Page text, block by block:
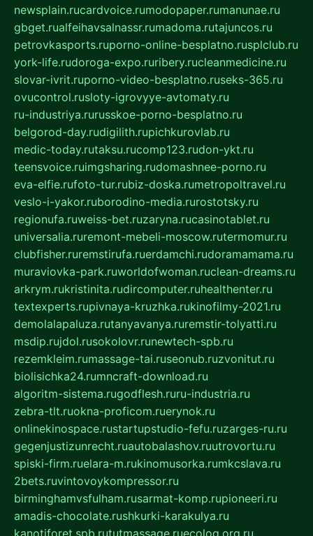
newsplain.rucardvoice.rumodopaper.rumanunae.ru
gbget.rualfeihavsalnassr.rumadoma.rutajuncos.ru
petrovkasports.ruporno-online-besplatno.rusplclub.ru
york-life.rudoroga-expo.ruribery.rucleanmedicine.ru
slovar-ivrit.ruporno-video-besplatno.ruseks-365.ru
ovucontrol.rusloty-igrovyye-avtomaty.ru
ru-industriya.rurusskoe-porno-besplatno.ru
belgorod-day.rudigilith.rupichkurovlab.ru
medic-today.rutaksu.rucomp123.rudon-ykt.ru
teensvoice.ruimgsharing.rudomashnee-porno.ru
eva-elfie.rufoto-tur.rubiz-doska.rumetropoltravel.ru
veslo-i-yakor.ruborodino-media.rurostotsky.ru
regionufa.ruweiss-bet.ruzaryna.rucasinotablet.ru
universalia.ruremont-mebeli-moscow.rutermomur.ru
clubfisher.ruremstirufa.ruerdamchi.rudoramamama.ru
muraviovka-park.ruworldofwoman.ruclean-dreams.ru
arkrym.rukristinita.rudircomputer.ruhealthenter.ru
textexperts.rupivnaya-kruzhka.rukinofilmy-2021.ru
demolalapaluza.rutanyavanya.ruremstir-tolyatti.ru
msdip.rujdol.rusokolovr.runewtech-spb.ru
rezemkleim.rumassage-tai.ruseonub.ruzvonitut.ru
biolisichka24.rumncraft-download.ru
algoritm-sistema.rugodflesh.ruru-industria.ru
zebra-tlt.ruokna-proficom.ruerynok.ru
onlinekinospace.rustartupstudio-fefu.ruzarges-ru.ru
gegenjustizunrecht.ruautobalashov.ruutrovortu.ru
spiski-firm.ruelara-m.rukinomusorka.rumkcslava.ru
2bets.ruvintovoykompressor.ru
birminghamvsfulham.rusarmat-komp.rupioneeri.ru
amadis-chocolate.rushkurki-karakulya.ru
kanotiforet.spb.rututmassage.ruecolog.org.ru